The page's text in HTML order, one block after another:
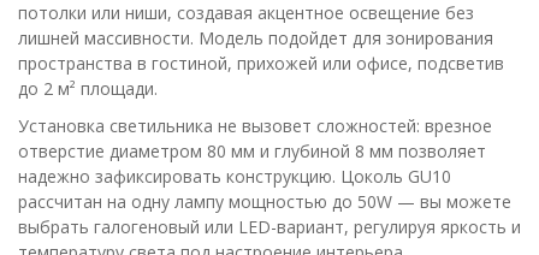
потолки или ниши, создавая акцентное освещение без
лишней массивности. Модель подойдет для зонирования
пространства в гостиной, прихожей или офисе, подсветив
до 2 м² площади.
Установка светильника не вызовет сложностей: врезное
отверстие диаметром 80 мм и глубиной 8 мм позволяет
надежно зафиксировать конструкцию. Цоколь GU10
рассчитан на одну лампу мощностью до 50W — вы можете
выбрать галогеновый или LED-вариант, регулируя яркость и